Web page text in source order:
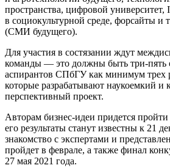
пространства, цифровой университет,
в социокультурной среде, форсайты и
(СМИ будущего).
Для участия в состязании ждут
команды — это должны быть три-пять
аспирантов СПбГУ как минимум трех
которые разрабатывают наукоемкий и
перспективный проект.
Авторам бизнес-идеи придется
его результаты станут известны к 21
знакомство с экспертами и
пройдет в феврале, а также финал
27 мая 2021 года.